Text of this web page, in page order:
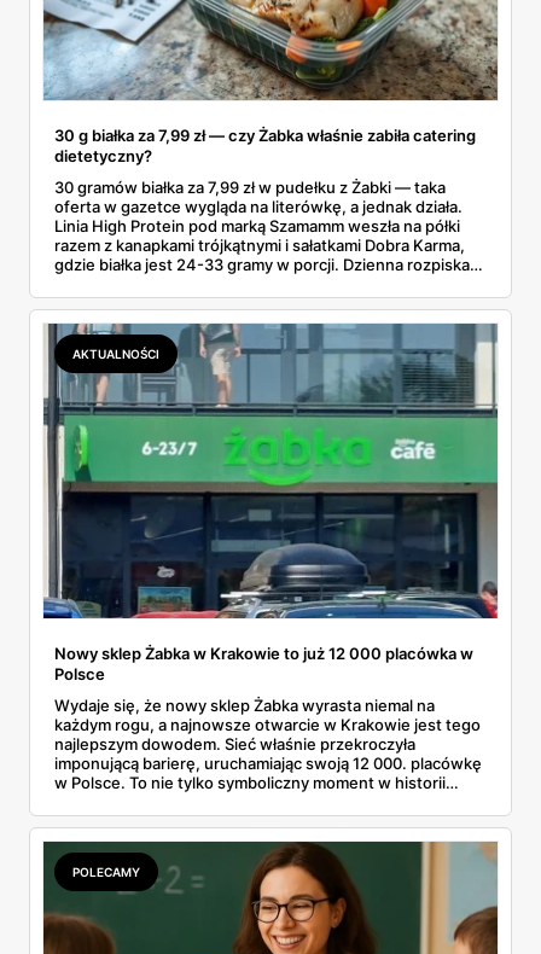
30 g białka za 7,99 zł — czy Żabka właśnie zabiła catering
dietetyczny?
30 gramów białka za 7,99 zł w pudełku z Żabki — taka
oferta w gazetce wygląda na literówkę, a jednak działa.
Linia High Protein pod marką Szamamm weszła na półki
razem z kanapkami trójkątnymi i sałatkami Dobra Karma,
gdzie białka jest 24-33 gramy w porcji. Dzienna rozpiska
catering dietetyczny zaczyna się od 60. Liczby same
proszą o porównanie — gotowce z rogu ulicy kontra
pudełko od kuriera.
AKTUALNOŚCI
Nowy sklep Żabka w Krakowie to już 12 000 placówka w
Polsce
Wydaje się, że nowy sklep Żabka wyrasta niemal na
każdym rogu, a najnowsze otwarcie w Krakowie jest tego
najlepszym dowodem. Sieć właśnie przekroczyła
imponującą barierę, uruchamiając swoją 12 000. placówkę
w Polsce. To nie tylko symboliczny moment w historii
franczyzobiorców – Żabka przyspiesza i planuje otwierać
ponad tysiąc sklepów rocznie. Co to oznacza w praktyce
dla nas wszystkich?
POLECAMY